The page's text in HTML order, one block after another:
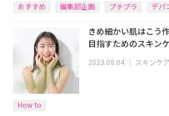
おすすめ 編集部企画 プチプラ デパ
きめ細かい肌はこう
目指すためのスキン
2023.08.04 ｜ スキンケア
How to